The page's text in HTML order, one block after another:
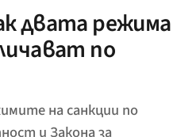
двата режима
по
на санкции по
и Закона за